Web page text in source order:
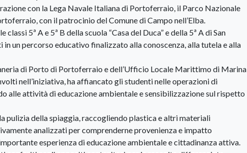
con la Lega Navale Italiana di Portoferraio, il Parco Nazionale
con il patrocinio del Comune di Campo nell’Elba.
5ª A e 5ª B della scuola “Casa del Duca” e della 5ª A di San
un percorso educativo finalizzato alla conoscenza, alla tutela e alla
di Porto di Portoferraio e dell’Ufficio Locale Marittimo di Marina
nell’iniziativa, ha affiancato gli studenti nelle operazioni di
alle attività di educazione ambientale e sensibilizzazione sul rispetto
pulizia della spiaggia, raccogliendo plastica e altri materiali
analizzati per comprenderne provenienza e impatto
esperienza di educazione ambientale e cittadinanza attiva.